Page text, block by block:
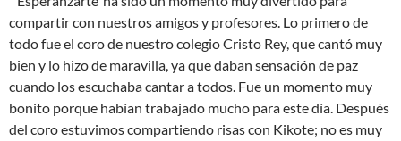
compartir con nuestros amigos y profesores. Lo primero de
todo fue el coro de nuestro colegio Cristo Rey, que cantó muy
bien y lo hizo de maravilla, ya que daban sensación de paz
cuando los escuchaba cantar a todos. Fue un momento muy
bonito porque habían trabajado mucho para este día. Después
del coro estuvimos compartiendo risas con Kikote; no es muy